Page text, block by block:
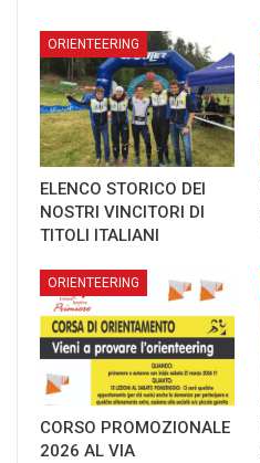
ORIENTEERING
ELENCO STORICO DEI
NOSTRI VINCITORI DI
TITOLI ITALIANI
ORIENTEERING
CORSO PROMOZIONALE
2026 AL VIA